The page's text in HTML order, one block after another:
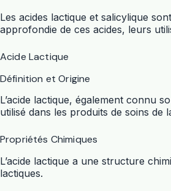
Les acides lactique et salicylique
approfondie de ces acides, leurs
Acide Lactique
Définition et Origine
L’acide lactique, également connu
utilisé dans les produits de soins
Propriétés Chimiques
L’acide lactique a une structure
lactiques.